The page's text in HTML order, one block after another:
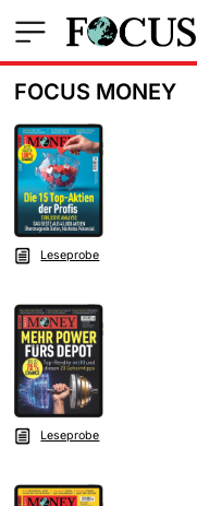
FOCUS MONEY
Leseprobe
Leseprobe